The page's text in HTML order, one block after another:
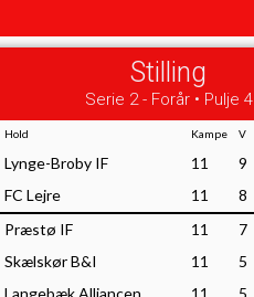
Stilling
Serie 2 - Forår • Pulje 4
Hold Kampe V
Lynge-Broby IF 11 9
FC Lejre 11 8
Præstø IF 11 7
Skælskør B&I 11 5
Langebæk Alliancen 11 5